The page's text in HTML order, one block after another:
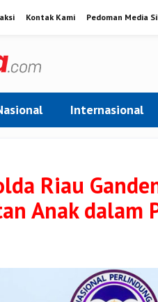
Kontak Kami Pedoman Media
Internasional
Riau
Anak dalam